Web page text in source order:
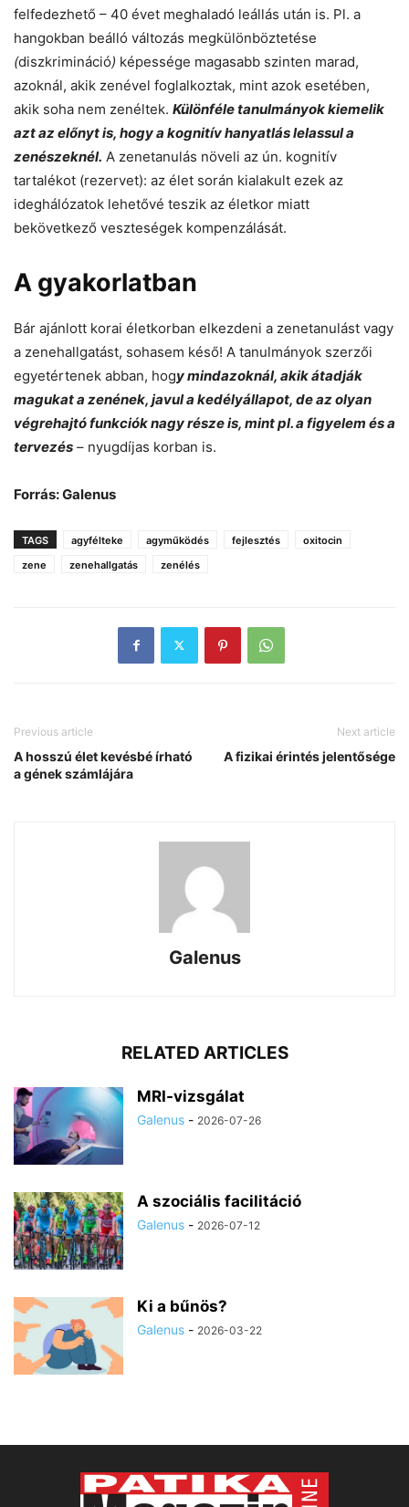
felfedezhető – 40 évet meghaladó leállás után is. Pl. a
hangokban beálló változás megkülönböztetése
(diszkrimináció) képessége magasabb szinten marad,
azoknál, akik zenével foglalkoztak, mint azok esetében,
akik soha nem zenéltek. Különféle tanulmányok kiemelik
azt az előnyt is, hogy a kognitív hanyatlás lelassul a
zenészeknél. A zenetanulás növeli az ún. kognitív
tartalékot (rezervet): az élet során kialakult ezek az
ideghálózatok lehetővé teszik az életkor miatt
bekövetkező veszteségek kompenzálását.
A gyakorlatban
Bár ajánlott korai életkorban elkezdeni a zenetanulást vagy
a zenehallgatást, sohasem késő! A tanulmányok szerzői
egyetértenek abban, hogy mindazoknál, akik átadják
magukat a zenének, javul a kedélyállapot, de az olyan
végrehajtó funkciók nagy része is, mint pl. a figyelem és a
tervezés – nyugdíjas korban is.
Forrás: Galenus
TAGS agyfélteke agyműködés fejlesztés
oxitocin
zene
zenehallgatás zenélés
Previous article
A hosszú élet kevésbé írható
a gének számlájára
Next article
A fizikai érintés jelentősége
Galenus
RELATED ARTICLES
MRI-vizsgálat
Galenus - 2026-07-26
A szociális facilitáció
Galenus - 2026-07-12
Ki a bűnös?
Galenus - 2026-03-22